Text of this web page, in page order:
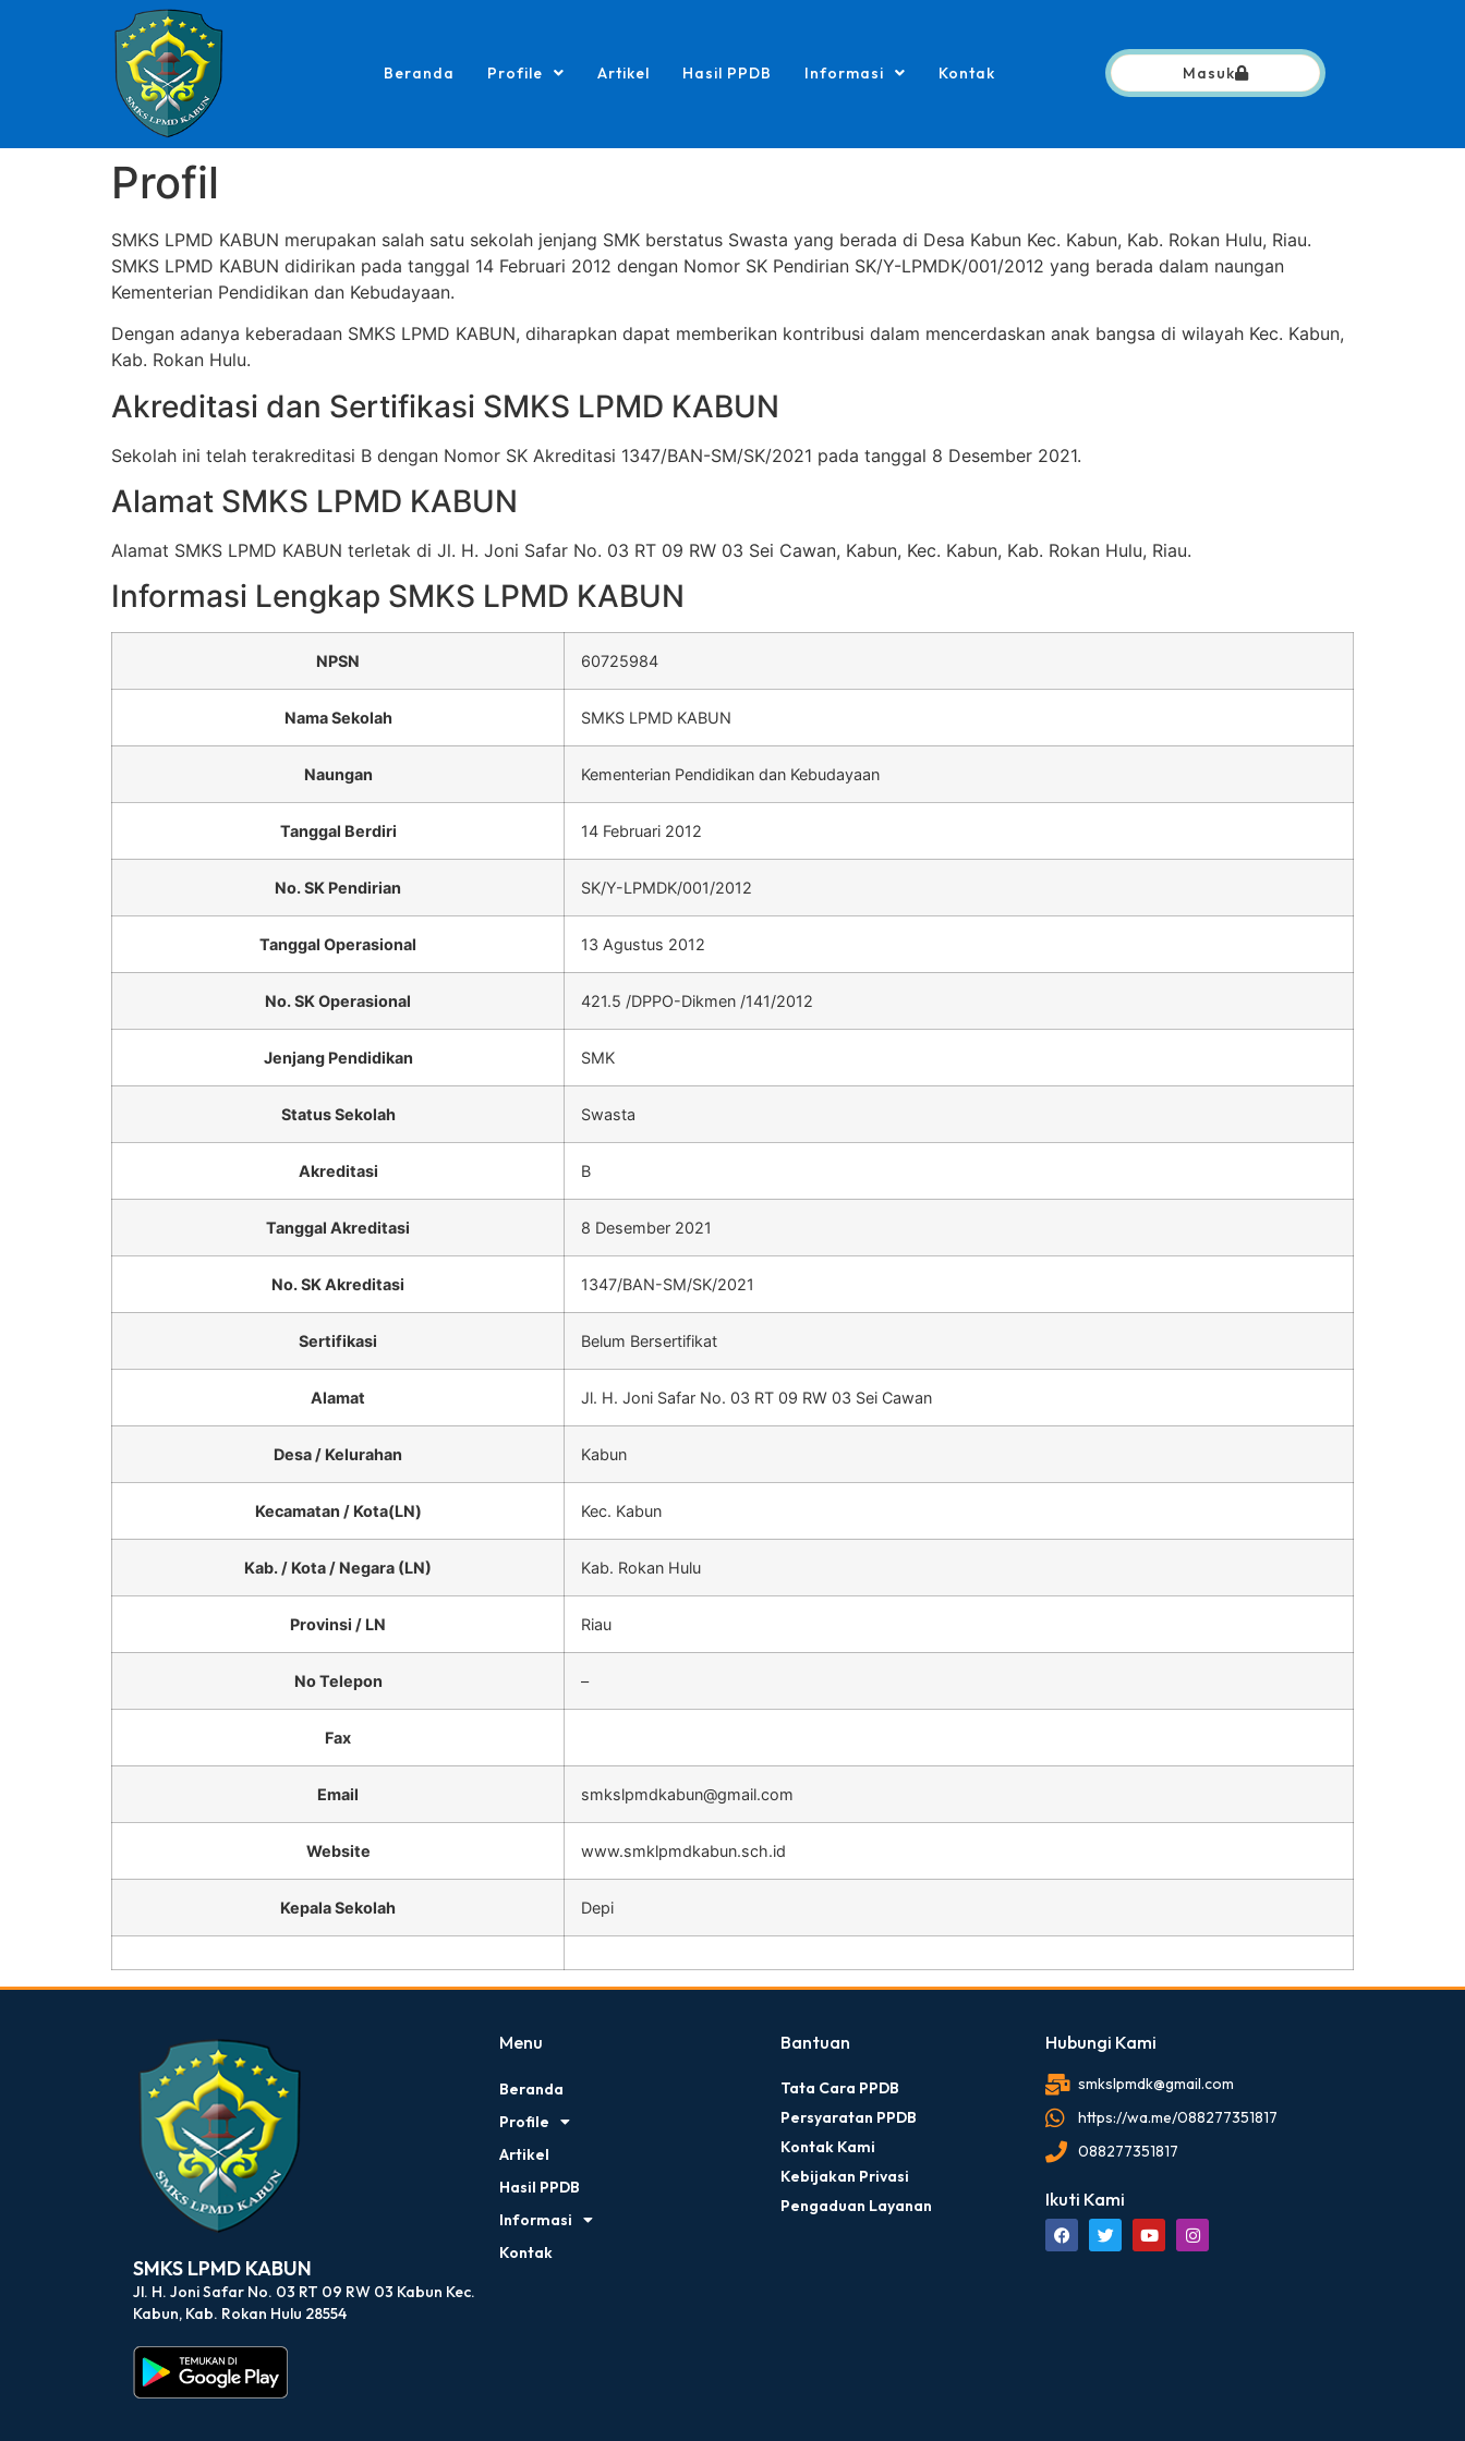
Beranda Profile Artikel Hasil PPDB Informasi Kontak Masuk
Profil
SMKS LPMD KABUN merupakan salah satu sekolah jenjang SMK berstatus Swasta yang berada di Desa Kabun Kec. Kabun, Kab. Rokan Hulu, Riau.
SMKS LPMD KABUN didirikan pada tanggal 14 Februari 2012 dengan Nomor SK Pendirian SK/Y-LPMDK/001/2012 yang berada dalam naungan
Kementerian Pendidikan dan Kebudayaan.
Dengan adanya keberadaan SMKS LPMD KABUN, diharapkan dapat memberikan kontribusi dalam mencerdaskan anak bangsa di wilayah Kec. Kabun,
Kab. Rokan Hulu.
Akreditasi dan Sertifikasi SMKS LPMD KABUN
Sekolah ini telah terakreditasi B dengan Nomor SK Akreditasi 1347/BAN-SM/SK/2021 pada tanggal 8 Desember 2021.
Alamat SMKS LPMD KABUN
Alamat SMKS LPMD KABUN terletak di Jl. H. Joni Safar No. 03 RT 09 RW 03 Sei Cawan, Kabun, Kec. Kabun, Kab. Rokan Hulu, Riau.
Informasi Lengkap SMKS LPMD KABUN
NPSN 60725984
Nama Sekolah SMKS LPMD KABUN
Naungan Kementerian Pendidikan dan Kebudayaan
Tanggal Berdiri 14 Februari 2012
No. SK Pendirian SK/Y-LPMDK/001/2012
Tanggal Operasional 13 Agustus 2012
No. SK Operasional 421.5 /DPPO-Dikmen /141/2012
Jenjang Pendidikan SMK
Status Sekolah Swasta
Akreditasi B
Tanggal Akreditasi 8 Desember 2021
No. SK Akreditasi 1347/BAN-SM/SK/2021
Sertifikasi Belum Bersertifikat
Alamat Jl. H. Joni Safar No. 03 RT 09 RW 03 Sei Cawan
Desa / Kelurahan Kabun
Kecamatan / Kota(LN) Kec. Kabun
Kab. / Kota / Negara (LN) Kab. Rokan Hulu
Provinsi / LN Riau
No Telepon –
Fax
Email smkslpmdkabun@gmail.com
Website www.smklpmdkabun.sch.id
Kepala Sekolah Depi
SMKS LPMD KABUN
Jl. H. Joni Safar No. 03 RT 09 RW 03 Kabun Kec.
Kabun, Kab. Rokan Hulu 28554
Menu
Beranda
Profile
Artikel
Hasil PPDB
Informasi
Kontak
Bantuan
Tata Cara PPDB
Persyaratan PPDB
Kontak Kami
Kebijakan Privasi
Pengaduan Layanan
Hubungi Kami
smkslpmdk@gmail.com
https://wa.me/088277351817
088277351817
Ikuti Kami